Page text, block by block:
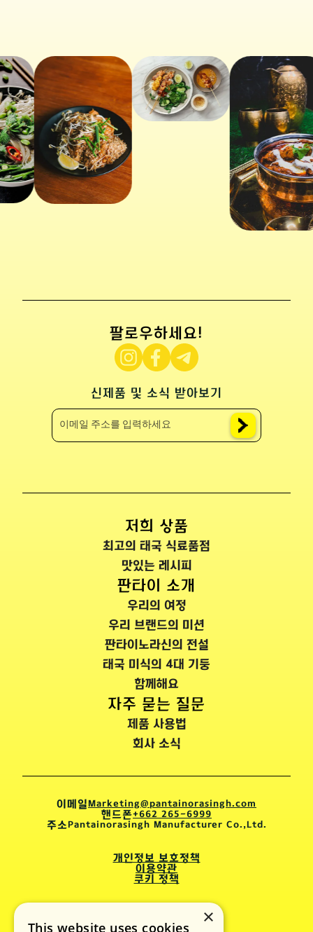
팔로우하세요!
신제품 및 소식 받아보기
저희 상품
최고의 태국 식료품점
맛있는 레시피
판타이 소개
우리의 여정
우리 브랜드의 미션
판타이노라신의 전설
태국 미식의 4대 기둥
함께해요
자주 묻는 질문
제품 사용법
회사 소식
개인정보 보호정책
이용약관
쿠키 정책
이메일Marketing@pantainorasingh.com
핸드폰+662 265-6999
주소Pantainorasingh Manufacturer Co.,Ltd.
×
This website uses cookies